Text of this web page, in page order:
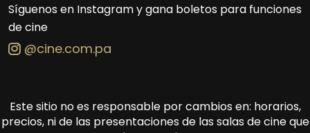
Síguenos en Instagram y gana boletos para funciones
de cine
@cine.com.pa
Este sitio no es responsable por cambios en: horarios,
precios, ni de las presentaciones de las salas de cine que